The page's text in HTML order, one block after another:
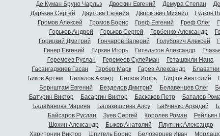
Де Куман Бруно Чарльз
Двоскин Евгений Демура Степан
Дарькин Сергей
Даутова Евгения Дворкович Михаил
Гудков
Громов Алексей
Громов Борис Греф Евгений Греф Олег
Горьков Андрей
Горьков Сергей Горбенко Александр
Горицкий Дмитрий
Гончаров Валерий Голубович Алексей
Гинер Евгений
Гиркин Игорь Гительсон Александр
Геремеев Руслан
Геремеев Сулейман
Геташвили Нана
Гасангаджиев Гасан
Гарбер Марк Гарез Александр
Биков Артем
Билалов Ахмед Битков Игорь Бифов Анатолий
Бернштам Евгений
Безделов Дмитрий Белавенцев Олег
Батурин Виктор
Басаргин Виктор Баскаков Петр
Баталов
Балабанова Марина
Балакишиева Алсу Бабченко Аркадий
Байсаров Руслан
Зуев Сергей Королев Роман
Шохин Александр
Быков Анатолий Плутник Александр
Харитонин Виктор
Шпигель Борис Белозерцев Иван